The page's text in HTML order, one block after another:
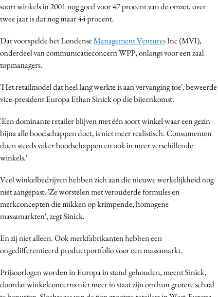
Martech
Media
Merkstrategie
PR
Programmatic
Reputatie & crisis
soort winkels in 2001 nog goed voor 47 procent van de omzet, over
twee jaar is dat nog maar 44 procent.
Dat voorspelde het LondenseManagement VenturesInc (MVI),
onderdeel van communicatieconcern WPP, onlangs voor een zaal
topmanagers.
'Het retailmodel dat heel lang werkte is aan vervanging toe', beweerde
vice-president Europa Ethan Sinick op die bijeenkomst.
'Een dominante retailer blijven met één soort winkel waar een gezin
bijna alle boodschappen doet, is niet meer realistisch. Consumenten
doen steeds vaker boodschappen en ook in meer verschillende
winkels.'
Veel winkelbedrijven hebben zich aan die nieuwe werkelijkheid nog
niet aangepast. 'Ze worstelen met verouderde formules en
merkconcepten die mikken op krimpende, homogene
massamarkten', zegt Sinick.
En zij niet alleen. Ook merkfabrikanten hebben een
ongedifferentieerd productportfolio voor een massamarkt.
Prijsoorlogen worden in Europa in stand gehouden, meent Sinick,
doordat winkelconcerns niet meer in staat zijn om hun grotere schaal